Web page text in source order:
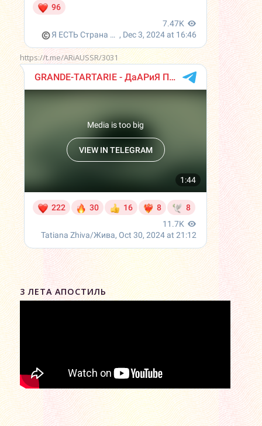
https://t.me/ARiAUSSR/3031
3 ЛЕТА АПОСТИЛЬ